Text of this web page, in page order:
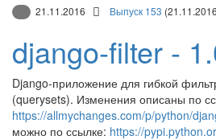
21.11.2016 Выпуск 153
django-filter -
Django-приложение для гибкой
(querysets). Изменения описаны по
https://allmychanges.com/p/python/
можно по ссылке: https://